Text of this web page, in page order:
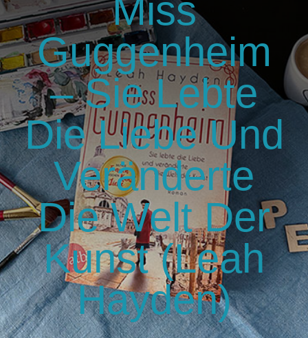
GlücksMond Atelier
Meine Lieblingsblogs
Über mich
Kontakt
Miss
Guggenheim
– Sie Lebte
Die Liebe Und
Veränderte
Die Welt Der
Kunst (Leah
Hayden)